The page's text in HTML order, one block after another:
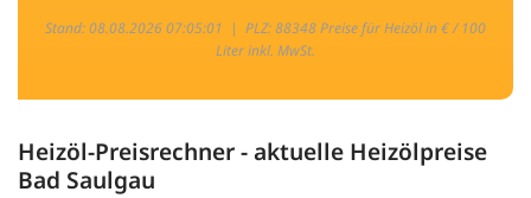
Stand: 08.08.2026 07:05:01 | PLZ: 88348 Preise für Heizöl in € / 100
Liter inkl. MwSt.
Heizöl-Preisrechner - aktuelle Heizölpreise
Bad Saulgau